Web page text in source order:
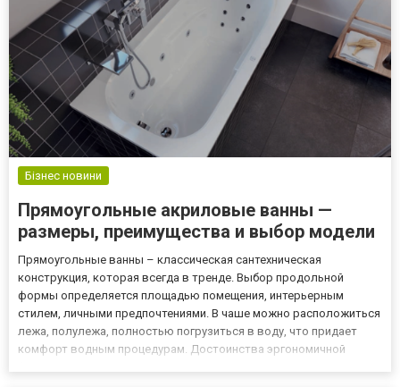
Бізнес новини
Прямоугольные акриловые ванны —
размеры, преимущества и выбор модели
Прямоугольные ванны – классическая сантехническая
конструкция, которая всегда в тренде. Выбор продольной
формы определяется площадью помещения, интерьерным
стилем, личными предпочтениями. В чаше можно расположиться
лежа, полулежа, полностью погрузиться в воду, что придает
комфорт водным процедурам. Достоинства эргономичной